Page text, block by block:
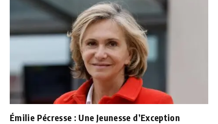
Émilie Pécresse : Une Jeunesse d’Exception